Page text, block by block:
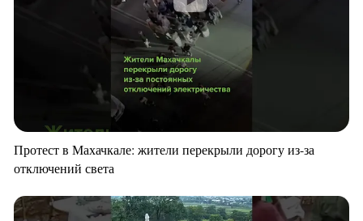
Протест в Махачкале: жители перекрыли дорогу из-за
отключений света